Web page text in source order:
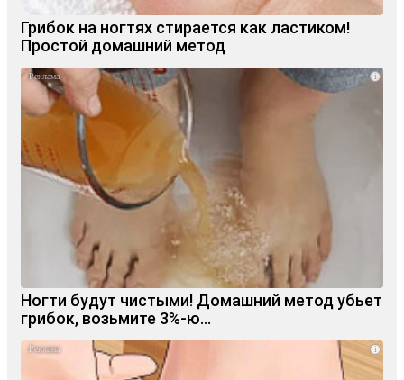
Грибок на ногтях стирается как ластиком!
Простой домашний метод
i
Ногти будут чистыми! Домашний метод убьет
грибок, возьмите 3%-ю…
i